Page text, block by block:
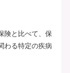
険と比べて、保
わる特定の疾病